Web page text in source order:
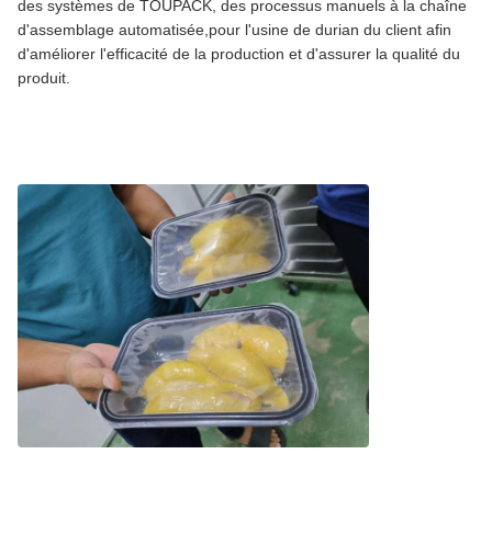
des systèmes de TOUPACK, des processus manuels à la chaîne
d'assemblage automatisée,pour l'usine de durian du client afin
d'améliorer l'efficacité de la production et d'assurer la qualité du
produit.